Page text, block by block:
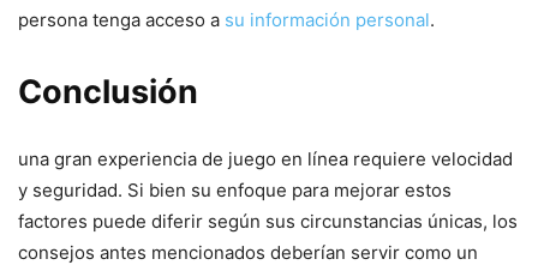
persona tenga acceso a su información personal.
Conclusión
una⁢ gran experiencia de juego en línea requiere velocidad
y seguridad. Si bien su enfoque para mejorar‍ estos
factores puede diferir según sus circunstancias ⁣únicas, los​
consejos antes mencionados deberían servir⁣ como un